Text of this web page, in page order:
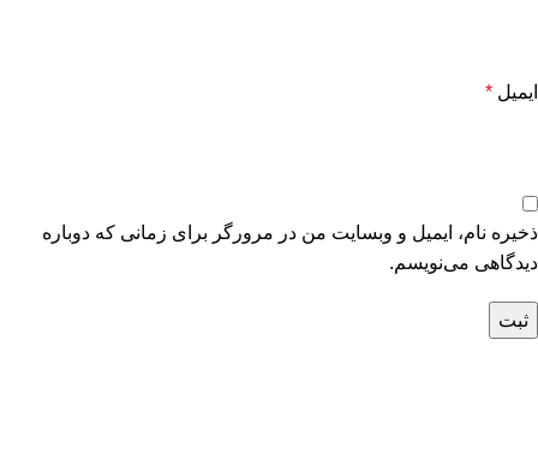
ایمیل *
ذخیره نام، ایمیل و وبسایت من در مرورگر برای زمانی که دوباره
دیدگاهی می‌نویسم.